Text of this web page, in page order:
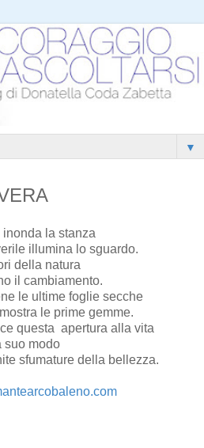
▼
inonda la stanza
illumina lo sguardo.
della natura
il cambiamento.
le ultime foglie secche
le prime gemme.
questa apertura alla vita
suo modo
sfumature della bellezza.